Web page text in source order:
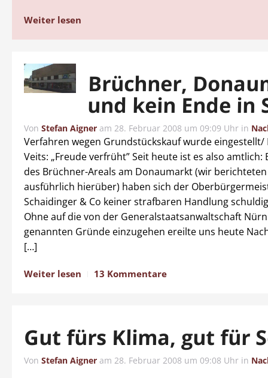
Weiter lesen
Brüchner,
und kein Ende in
Von Stefan Aigner am 28. Februar 2008 um 09:09 Uhr in
Verfahren wegen Grundstückskauf wurde eingestellt/
Veits: „Freude verfrüht” Seit heute ist es also amtlich:
des Brüchner-Areals am Donaumarkt (wir
ausführlich hierüber) haben sich der
Schaidinger & Co keiner strafbaren Handlung
Ohne auf die von der Generalstaatsanwaltschaft
genannten Gründe einzugehen ereilte uns heute
[…]
Weiter lesen 13 Kommentare
Gut fürs Klima, gut für
Von Stefan Aigner am 28. Februar 2008 um 09:08 Uhr in